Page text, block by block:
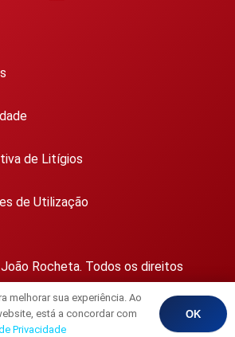
de Litígios
de Utilização
Rocheta. Todos os direitos
reservados.
AMI 1718
melhorar sua experiência. Ao
está a concordar com
Privacidade
OK